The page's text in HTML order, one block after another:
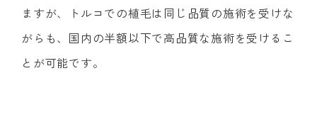
ますが、トルコでの植毛は同じ品質の施術を受けな
がらも、国内の半額以下で高品質な施術を受けるこ
とが可能です。